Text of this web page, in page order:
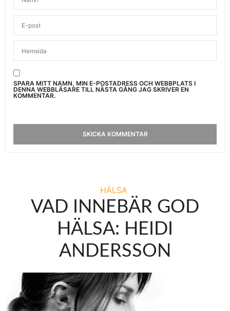
SPARA MITT NAMN, MIN E-POSTADRESS OCH WEBBPLATS I
DENNA WEBBLÄSARE TILL NÄSTA GÅNG JAG SKRIVER EN
KOMMENTAR.
HÄLSA
VAD INNEBÄR GOD
HÄLSA: HEIDI
ANDERSSON